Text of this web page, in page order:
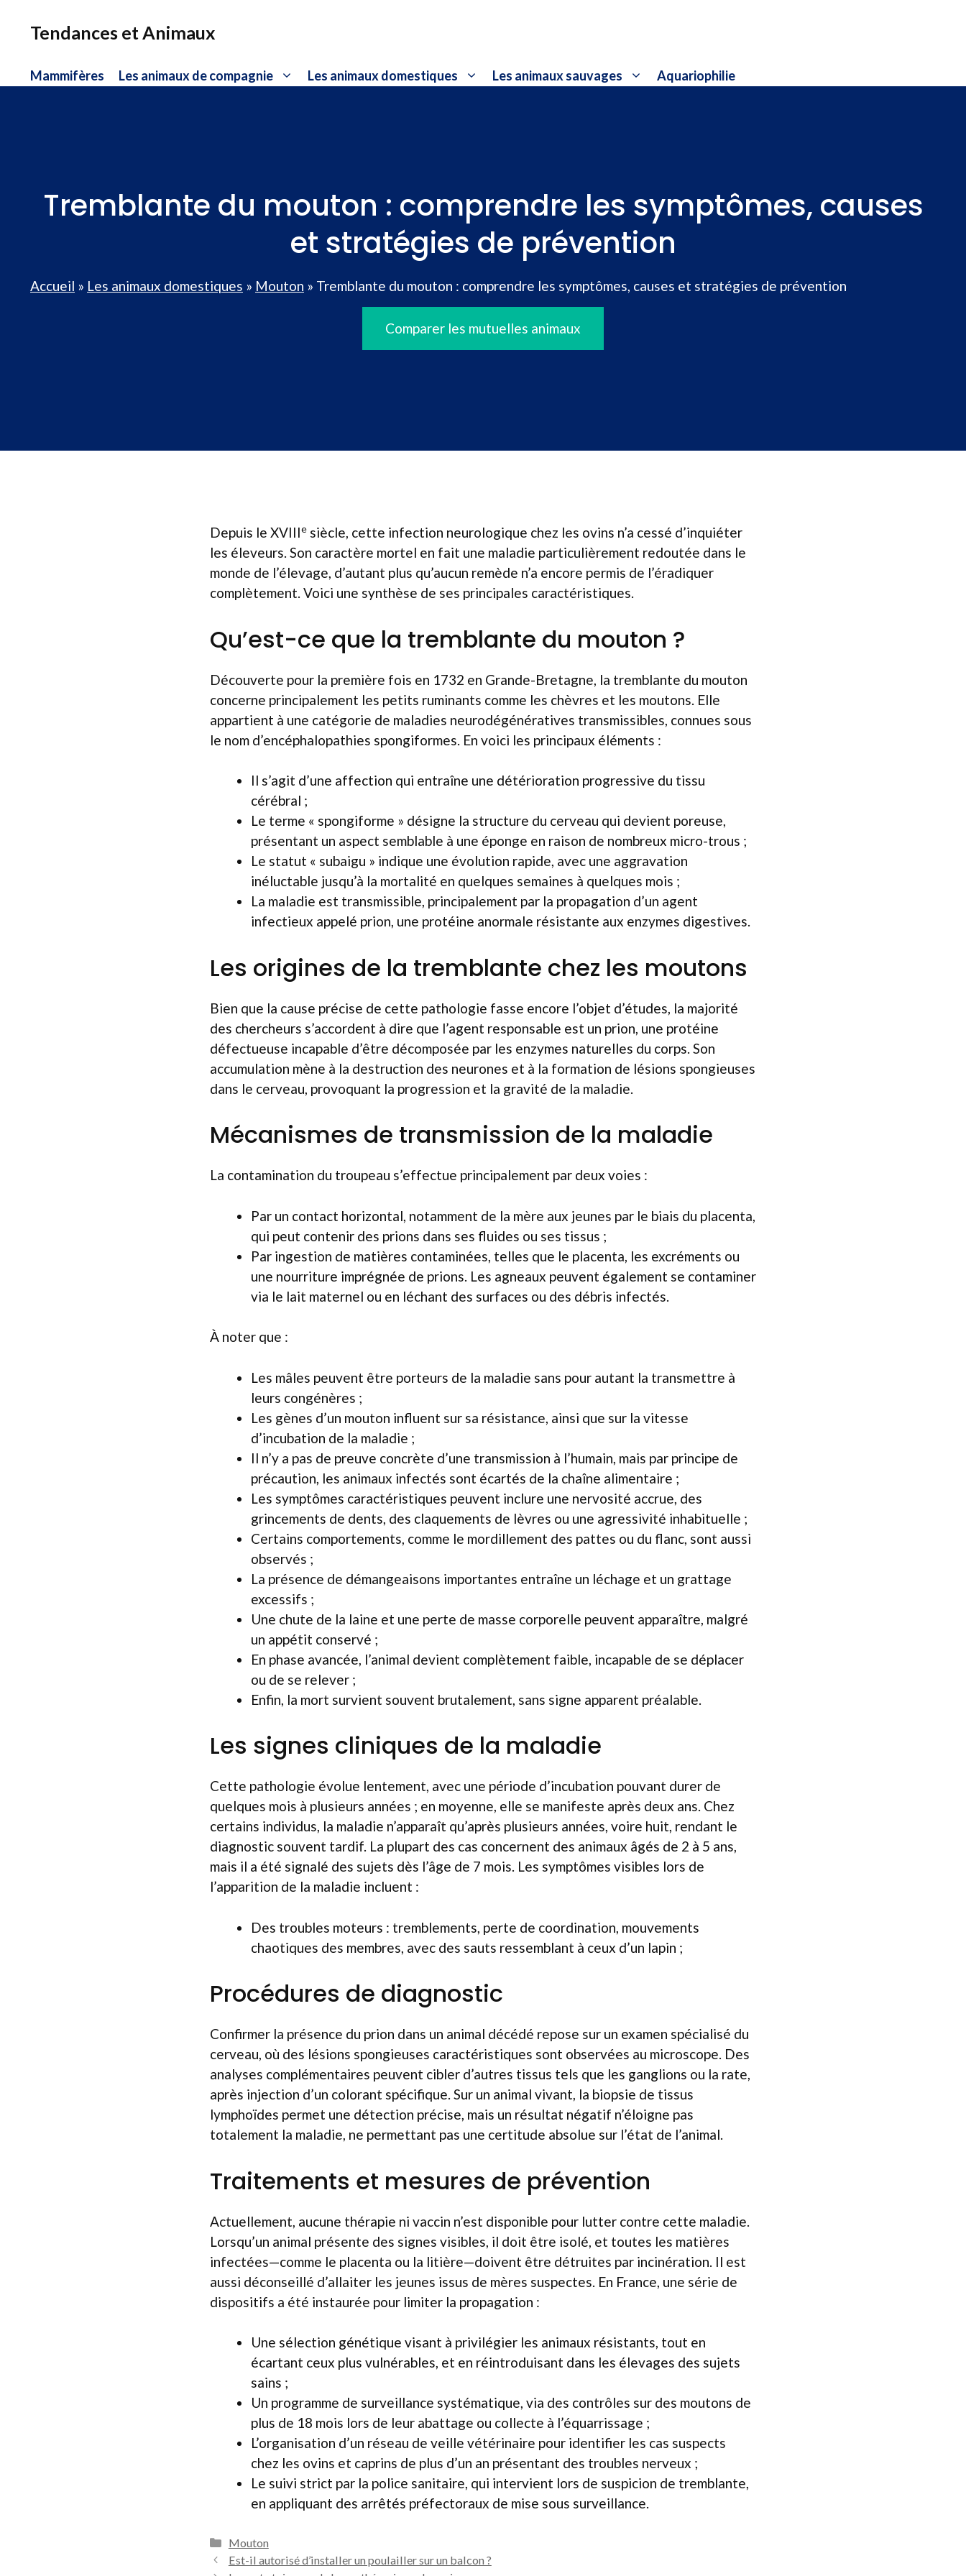
Tendances et Animaux
Mammifères Les animaux de compagnie Les animaux domestiques Les animaux sauvages Aquariophilie
Tremblante du mouton : comprendre les symptômes, causes
et stratégies de prévention
Accueil » Les animaux domestiques » Mouton » Tremblante du mouton : comprendre les symptômes, causes et stratégies de prévention
Comparer les mutuelles animaux
Depuis le XVIIIe siècle, cette infection neurologique chez les ovins n’a cessé d’inquiéter
les éleveurs. Son caractère mortel en fait une maladie particulièrement redoutée dans le
monde de l’élevage, d’autant plus qu’aucun remède n’a encore permis de l’éradiquer
complètement. Voici une synthèse de ses principales caractéristiques.
Qu’est-ce que la tremblante du mouton ?
Découverte pour la première fois en 1732 en Grande-Bretagne, la tremblante du mouton
concerne principalement les petits ruminants comme les chèvres et les moutons. Elle
appartient à une catégorie de maladies neurodégénératives transmissibles, connues sous
le nom d’encéphalopathies spongiformes. En voici les principaux éléments :
Il s’agit d’une affection qui entraîne une détérioration progressive du tissu
cérébral ;
Le terme « spongiforme » désigne la structure du cerveau qui devient poreuse,
présentant un aspect semblable à une éponge en raison de nombreux micro-trous ;
Le statut « subaigu » indique une évolution rapide, avec une aggravation
inéluctable jusqu’à la mortalité en quelques semaines à quelques mois ;
La maladie est transmissible, principalement par la propagation d’un agent
infectieux appelé prion, une protéine anormale résistante aux enzymes digestives.
Les origines de la tremblante chez les moutons
Bien que la cause précise de cette pathologie fasse encore l’objet d’études, la majorité
des chercheurs s’accordent à dire que l’agent responsable est un prion, une protéine
défectueuse incapable d’être décomposée par les enzymes naturelles du corps. Son
accumulation mène à la destruction des neurones et à la formation de lésions spongieuses
dans le cerveau, provoquant la progression et la gravité de la maladie.
Mécanismes de transmission de la maladie
La contamination du troupeau s’effectue principalement par deux voies :
Par un contact horizontal, notamment de la mère aux jeunes par le biais du placenta,
qui peut contenir des prions dans ses fluides ou ses tissus ;
Par ingestion de matières contaminées, telles que le placenta, les excréments ou
une nourriture imprégnée de prions. Les agneaux peuvent également se contaminer
via le lait maternel ou en léchant des surfaces ou des débris infectés.
À noter que :
Les mâles peuvent être porteurs de la maladie sans pour autant la transmettre à
leurs congénères ;
Les gènes d’un mouton influent sur sa résistance, ainsi que sur la vitesse
d’incubation de la maladie ;
Il n’y a pas de preuve concrète d’une transmission à l’humain, mais par principe de
précaution, les animaux infectés sont écartés de la chaîne alimentaire ;
Les symptômes caractéristiques peuvent inclure une nervosité accrue, des
grincements de dents, des claquements de lèvres ou une agressivité inhabituelle ;
Certains comportements, comme le mordillement des pattes ou du flanc, sont aussi
observés ;
La présence de démangeaisons importantes entraîne un léchage et un grattage
excessifs ;
Une chute de la laine et une perte de masse corporelle peuvent apparaître, malgré
un appétit conservé ;
En phase avancée, l’animal devient complètement faible, incapable de se déplacer
ou de se relever ;
Enfin, la mort survient souvent brutalement, sans signe apparent préalable.
Les signes cliniques de la maladie
Cette pathologie évolue lentement, avec une période d’incubation pouvant durer de
quelques mois à plusieurs années ; en moyenne, elle se manifeste après deux ans. Chez
certains individus, la maladie n’apparaît qu’après plusieurs années, voire huit, rendant le
diagnostic souvent tardif. La plupart des cas concernent des animaux âgés de 2 à 5 ans,
mais il a été signalé des sujets dès l’âge de 7 mois. Les symptômes visibles lors de
l’apparition de la maladie incluent :
Des troubles moteurs : tremblements, perte de coordination, mouvements
chaotiques des membres, avec des sauts ressemblant à ceux d’un lapin ;
Procédures de diagnostic
Confirmer la présence du prion dans un animal décédé repose sur un examen spécialisé du
cerveau, où des lésions spongieuses caractéristiques sont observées au microscope. Des
analyses complémentaires peuvent cibler d’autres tissus tels que les ganglions ou la rate,
après injection d’un colorant spécifique. Sur un animal vivant, la biopsie de tissus
lymphoïdes permet une détection précise, mais un résultat négatif n’éloigne pas
totalement la maladie, ne permettant pas une certitude absolue sur l’état de l’animal.
Traitements et mesures de prévention
Actuellement, aucune thérapie ni vaccin n’est disponible pour lutter contre cette maladie.
Lorsqu’un animal présente des signes visibles, il doit être isolé, et toutes les matières
infectées—comme le placenta ou la litière—doivent être détruites par incinération. Il est
aussi déconseillé d’allaiter les jeunes issus de mères suspectes. En France, une série de
dispositifs a été instaurée pour limiter la propagation :
Une sélection génétique visant à privilégier les animaux résistants, tout en
écartant ceux plus vulnérables, et en réintroduisant dans les élevages des sujets
sains ;
Un programme de surveillance systématique, via des contrôles sur des moutons de
plus de 18 mois lors de leur abattage ou collecte à l’équarrissage ;
L’organisation d’un réseau de veille vétérinaire pour identifier les cas suspects
chez les ovins et caprins de plus d’un an présentant des troubles nerveux ;
Le suivi strict par la police sanitaire, qui intervient lors de suspicion de tremblante,
en appliquant des arrêtés préfectoraux de mise sous surveillance.
Catégories
Mouton
Est-il autorisé d’installer un poulailler sur un balcon ?